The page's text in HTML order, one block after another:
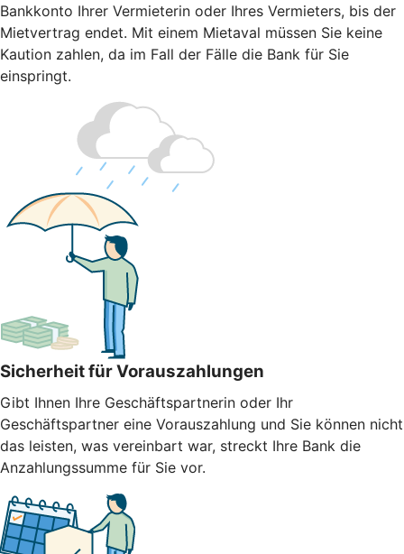
Bankkonto Ihrer Vermieterin oder Ihres Vermieters, bis der
Mietvertrag endet. Mit einem Mietaval müssen Sie keine
Kaution zahlen, da im Fall der Fälle die Bank für Sie
einspringt.
Sicherheit für Vorauszahlungen
Gibt Ihnen Ihre Geschäftspartnerin oder Ihr
Geschäftspartner eine Vorauszahlung und Sie können nicht
das leisten, was vereinbart war, streckt Ihre Bank die
Anzahlungssumme für Sie vor.